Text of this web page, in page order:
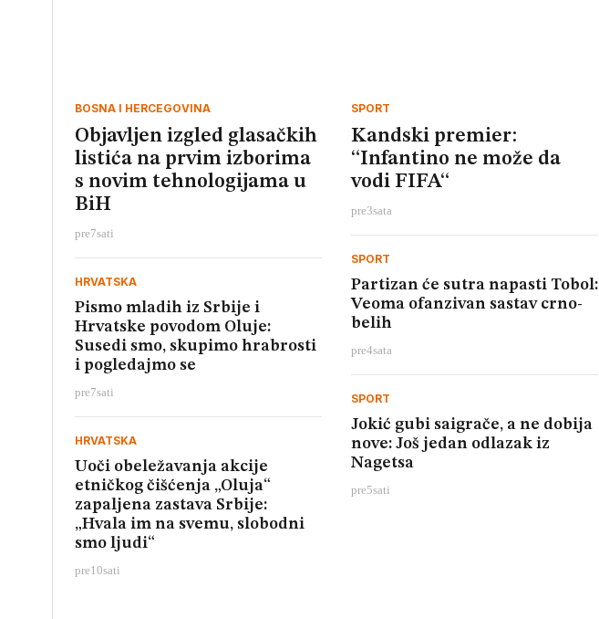
BOSNA I HERCEGOVINA
Objavljen izgled glasačkih
listića na prvim izborima
s novim tehnologijama u
BiH
pre7sati
HRVATSKA
Pismo mladih iz Srbije i
Hrvatske povodom Oluje:
Susedi smo, skupimo hrabrosti
i pogledajmo se
pre7sati
HRVATSKA
Uoči obeležavanja akcije
etničkog čišćenja „Oluja“
zapaljena zastava Srbije:
„Hvala im na svemu, slobodni
smo ljudi“
pre10sati
SPORT
Kandski premier:
“Infantino ne može da
vodi FIFA“
pre3sata
SPORT
Partizan će sutra napasti Tobol:
Veoma ofanzivan sastav crno-
belih
pre4sata
SPORT
Jokić gubi saigrače, a ne dobija
nove: Još jedan odlazak iz
Nagetsa
pre5sati